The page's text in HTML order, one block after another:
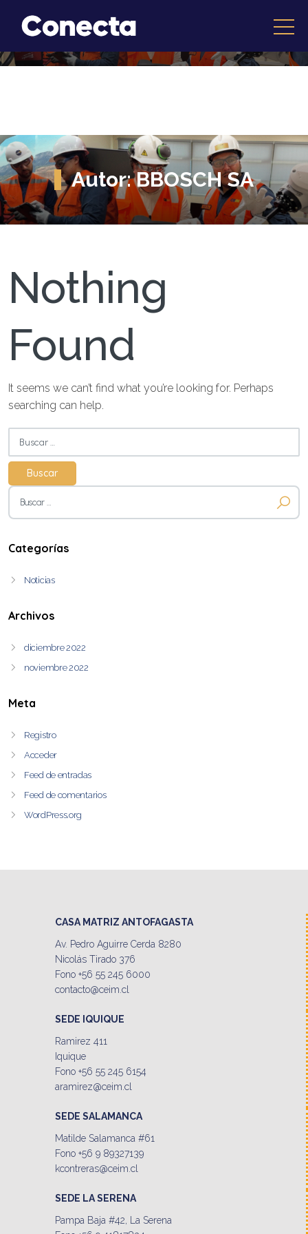
Autor:BBOSCH SA
Nothing
Found
It seems we can’t find what you’re looking for. Perhaps
searching can help.
Buscar:
Buscar:
Categorías
Noticias
Archivos
diciembre 2022
noviembre 2022
Meta
Registro
Acceder
Feed de entradas
Feed de comentarios
WordPress.org
CASA MATRIZ ANTOFAGASTA
Av. Pedro Aguirre Cerda 8280
Nicolás Tirado 376
Fono +56 55 245 6000
contacto@ceim.cl
SEDE IQUIQUE
Ramirez 411
Iquique
Fono +56 55 245 6154
aramirez@ceim.cl
SEDE SALAMANCA
Matilde Salamanca #61
Fono +56 9 89327139
kcontreras@ceim.cl
SEDE LA SERENA
Pampa Baja #42, La Serena